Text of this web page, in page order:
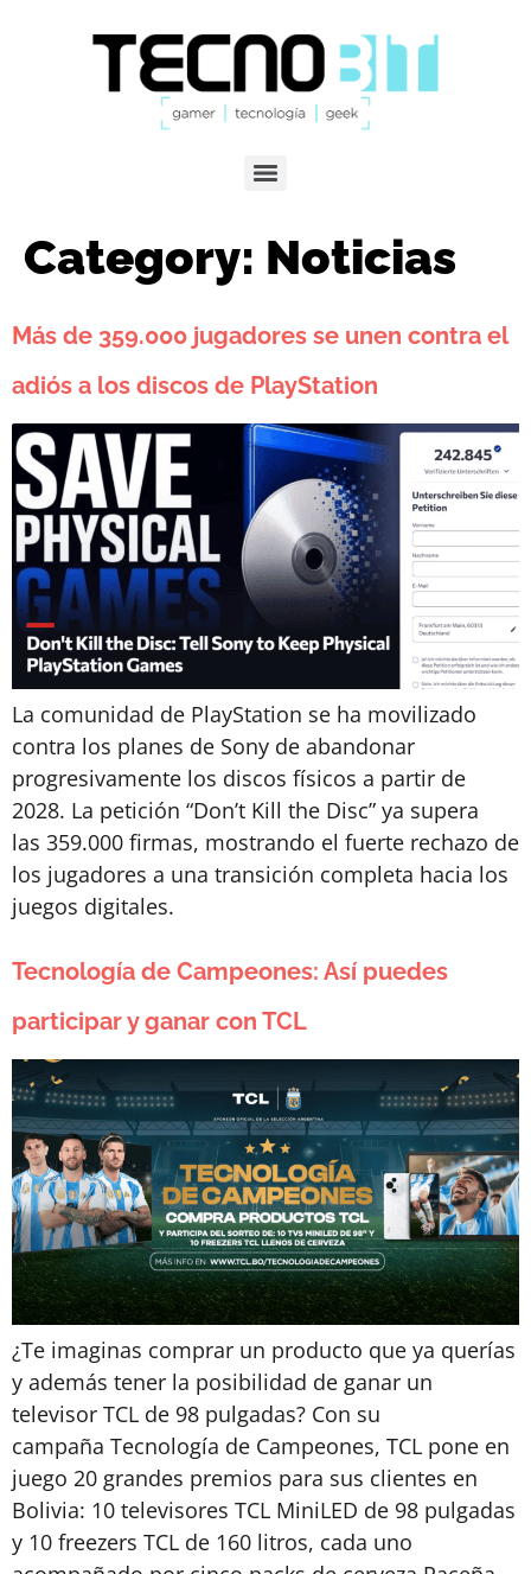
Category: Noticias
Más de 359.000 jugadores se unen contra el
adiós a los discos de PlayStation
La comunidad de PlayStation se ha movilizado
contra los planes de Sony de abandonar
progresivamente los discos físicos a partir de
2028. La petición “Don’t Kill the Disc” ya supera
las 359.000 firmas, mostrando el fuerte rechazo de
los jugadores a una transición completa hacia los
juegos digitales.
Tecnología de Campeones: Así puedes
participar y ganar con TCL
¿Te imaginas comprar un producto que ya querías
y además tener la posibilidad de ganar un
televisor TCL de 98 pulgadas? Con su
campaña Tecnología de Campeones, TCL pone en
juego 20 grandes premios para sus clientes en
Bolivia: 10 televisores TCL MiniLED de 98 pulgadas
y 10 freezers TCL de 160 litros, cada uno